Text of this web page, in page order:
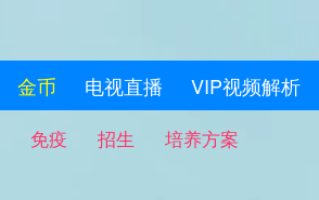
金币 电视直播 VIP视频解析
免疫 招生 培养方案